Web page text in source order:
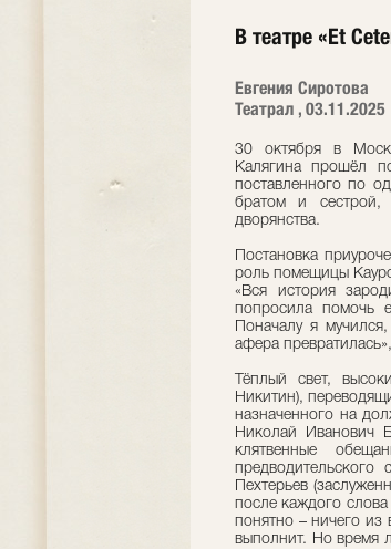
В театре «Et
Евгения Сиротова
Театрал , 03.11.2025
30 октября в
Калягина прошёл
поставленного по
братом и сестрой,
дворянства.
Постановка
роль помещицы
«Вся история
попросила помочь
Поначалу я
афера
Тёплый свет,
Никитин),
назначенного на
Николай Иванович
клятвенные
Пехтерьев
после каждого слова
понятно – ничего
выполнит. Но время